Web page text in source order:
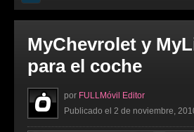
MyChevrolet y
para el coche
por FULLMóvil Editor
Publicado el 2 de noviembre,